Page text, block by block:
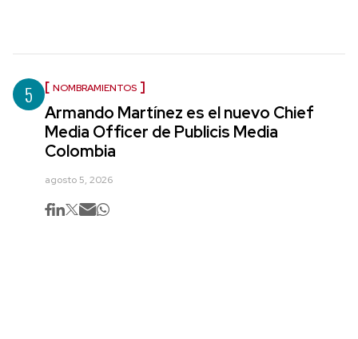
5 NOMBRAMIENTOS
Armando Martínez es el nuevo Chief
Media Officer de Publicis Media
Colombia
agosto 5, 2026